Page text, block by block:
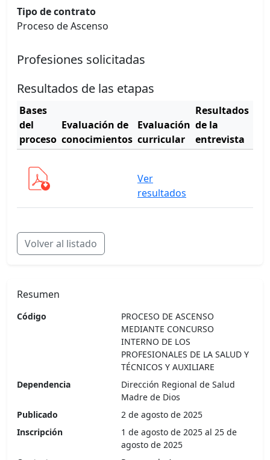
Tipo de contrato
Proceso de Ascenso
Profesiones solicitadas
Resultados de las etapas
Bases
del
proceso
Evaluación de
conocimientos
Evaluación
curricular
Resultados
de la
entrevista
Ver
resultados
Volver al listado
Resumen
Código
PROCESO DE ASCENSO
MEDIANTE CONCURSO
INTERNO DE LOS
PROFESIONALES DE LA SALUD Y
TÉCNICOS Y AUXILIARE
Dependencia
Dirección Regional de Salud
Madre de Dios
Publicado
2 de agosto de 2025
Inscripción
1 de agosto de 2025 al 25 de
agosto de 2025